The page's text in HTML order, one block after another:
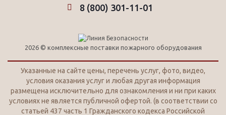
8 (800) 301-11-01
2026 © комплексные поставки пожарного оборудования
Указанные на сайте цены, перечень услуг, фото, видео,
условия оказания услуг и любая другая информация
размещена исключительно для ознакомления и ни при каких
условиях не является публичной офертой. (в соответствии со
статьей 437 часть 1 Гражданского кодекса Российской